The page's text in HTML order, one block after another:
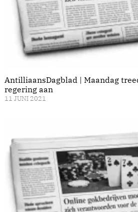
AntilliaansDagblad | Maandag
regering aan
11 JUNI 2021